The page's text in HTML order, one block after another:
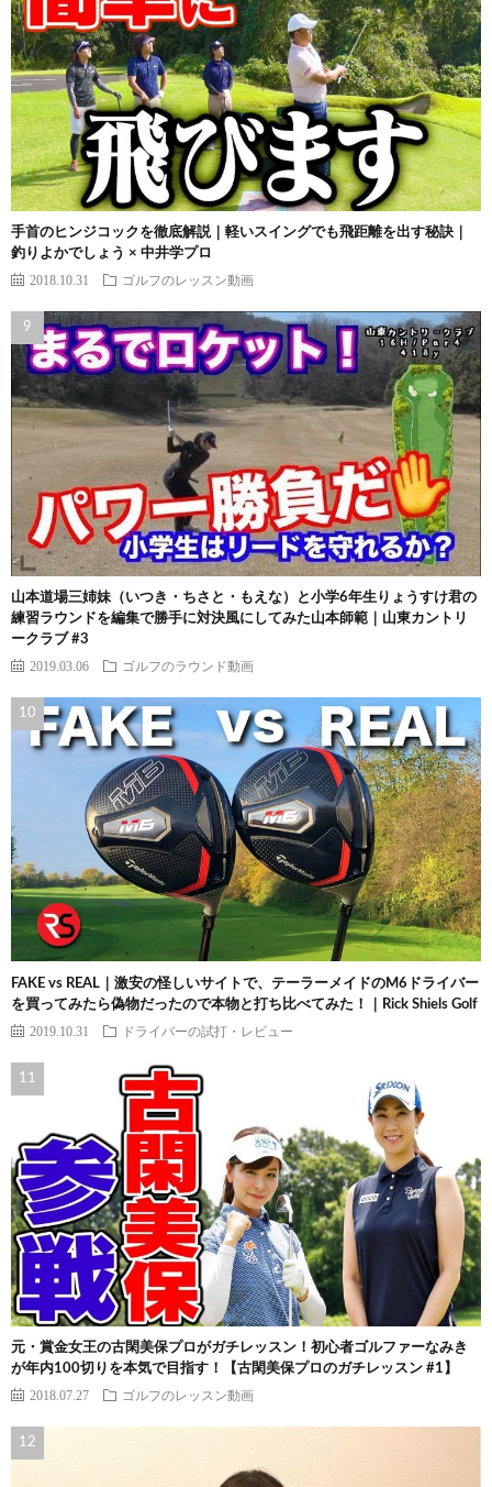
手首のヒンジコックを徹底解説｜軽いスイングでも飛距離を出す秘訣｜
釣りよかでしょう × 中井学プロ
2018.10.31 ゴルフのレッスン動画
山本道場三姉妹（いつき・ちさと・もえな）と小学6年生りょうすけ君の
練習ラウンドを編集で勝手に対決風にしてみた山本師範｜山東カントリ
ークラブ #3
2019.03.06 ゴルフのラウンド動画
FAKE vs REAL｜激安の怪しいサイトで、テーラーメイドのM6ドライバー
を買ってみたら偽物だったので本物と打ち比べてみた！｜Rick Shiels Golf
2019.10.31 ドライバーの試打・レビュー
元・賞金女王の古閑美保プロがガチレッスン！初心者ゴルファーなみき
が年内100切りを本気で目指す！【古閑美保プロのガチレッスン #1】
2018.07.27 ゴルフのレッスン動画